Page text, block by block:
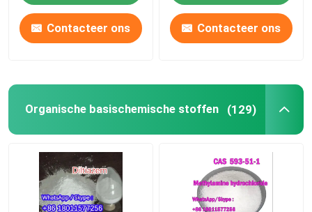
Dierenvoeradditieven
Glaslaboratoriumflessen
Laboratoriumbekers
Laboratoriumfunnels
Contacteer ons Contacteer ons
Organische basischemische stoffen (129)